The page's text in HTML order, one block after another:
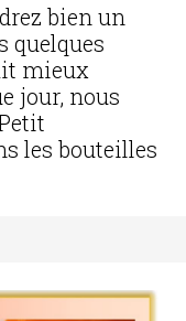
bien un
quelques
mieux
jour, nous
les bouteilles